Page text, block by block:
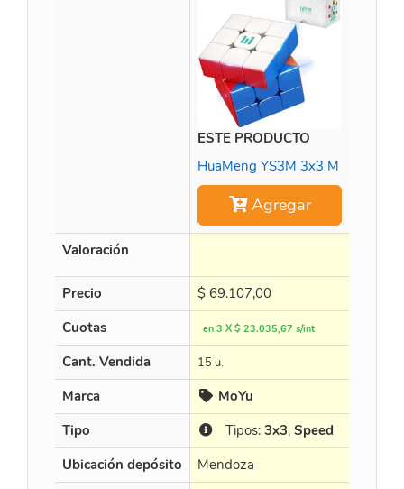
ESTE PRODUCTO
HuaMeng YS3M 3x3 M
Agregar
Valoración
Precio $ 69.107,00
Cuotas
en 3 X $ 23.035,67 s/int
Cant. Vendida 15 u.
Marca MoYu
Tipo
Tipos: 3x3, Speed
Ubicación depósito
Mendoza